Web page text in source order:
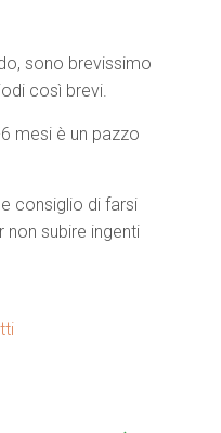
sono brevissimo
così brevi.
mesi è un pazzo
consiglio di farsi
subire ingenti